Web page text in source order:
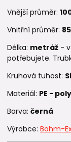
Vnější průměr:
Vnitřní průměr:
Délka: metráž -
potřebujete.
Kruhová tuhost:
Materiál: PE -
Barva: černá
Výrobce: Böhm-